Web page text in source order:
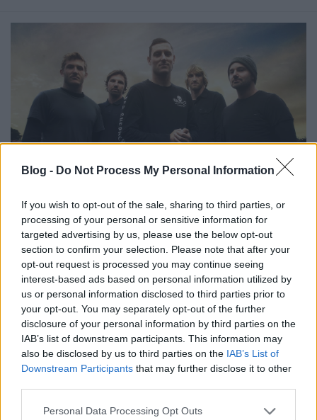
Blog - Do Not Process My Personal Information
If you wish to opt-out of the sale, sharing to third parties, or
processing of your personal or sensitive information for
targeted advertising by us, please use the below opt-out
section to confirm your selection. Please note that after your
opt-out request is processed you may continue seeing
interest-based ads based on personal information utilized by
us or personal information disclosed to third parties prior to
your opt-out. You may separately opt-out of the further
disclosure of your personal information by third parties on the
IAB’s list of downstream participants. This information may
also be disclosed by us to third parties on the IAB’s List of
Downstream Participants that may further disclose it to other
Please note that this website/app uses one or more Google
Personal Data Processing Opt Outs
Április 6-án érkezik ismét hazánkba a legsikeresebb
ausztrál metalcore zenekar, a Parkway Drive. A Viva
The Underdogs turné budapesti ...